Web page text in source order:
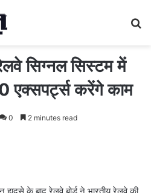
सिग्नल सिस्टम में
एक्सपर्ट्स करेंगे काम
0 2 minutes read